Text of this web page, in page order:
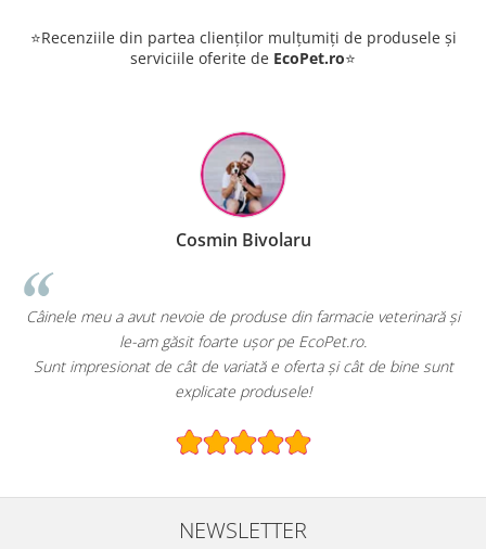
⭐Recenziile din partea clienților mulțumiți de produsele și
serviciile oferite de EcoPet.ro⭐
farmacie veterinară și
și cât de bine sunt
EcoPet.ro este salvarea mea de fiecare dată
hrană sau produse pentru păsările
E greu să găsești un magazin online cu o
NEWSLETTER